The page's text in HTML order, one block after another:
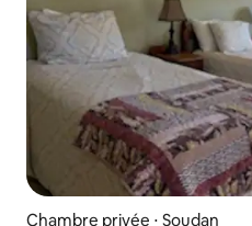
Chambre privée ⋅ Soudan